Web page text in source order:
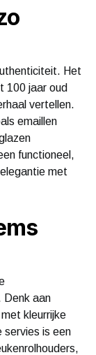
Het
100 jaar oud
vertellen.
emaillen
functioneel,
met
Denk aan
kleurrijke
servies is een